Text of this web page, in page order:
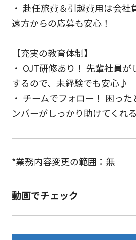
・ 赴任旅費＆引越費用は会社
遠方からの応募も安心！
【充実の教育体制】
・ OJT研修あり！ 先輩社員が
するので、未経験でも安心♪
・ チームでフォロー！ 困っ
ンバーがしっかり助けてくれる
*業務内容変更の範囲：無
動画でチェック